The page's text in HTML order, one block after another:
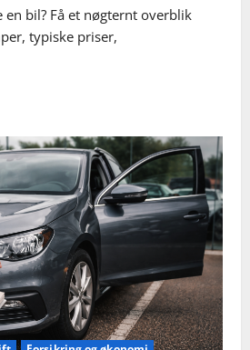
en bil? Få et nøgternt overblik
typiske priser,